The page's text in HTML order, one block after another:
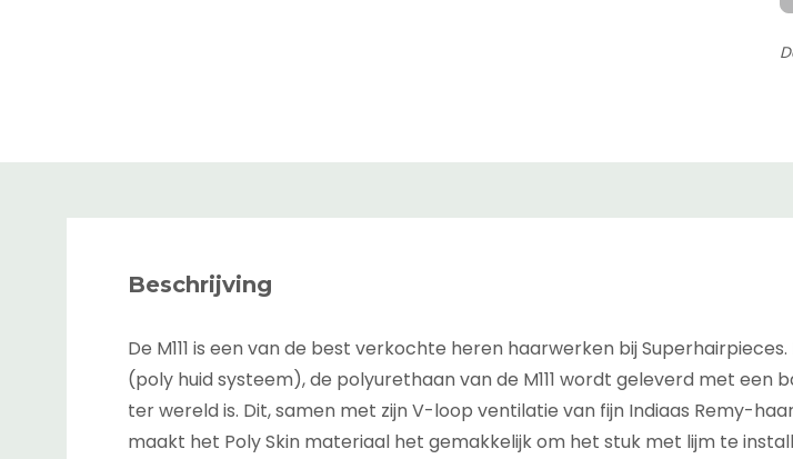
Beschrijving
De M111 is een van de best verkochte heren haarwerken bij
(poly huid systeem), de polyurethaan van de M111 wordt geleverd met een
ter wereld is. Dit, samen met zijn V-loop ventilatie van fijn Indiaas Remy-
maakt het Poly Skin materiaal het gemakkelijk om het stuk met lijm te